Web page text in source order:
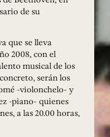
de su
que se lleva
2008, con el
musical de los
serán los
-violonchelo- y
-piano- quienes
a las 20.00 horas,